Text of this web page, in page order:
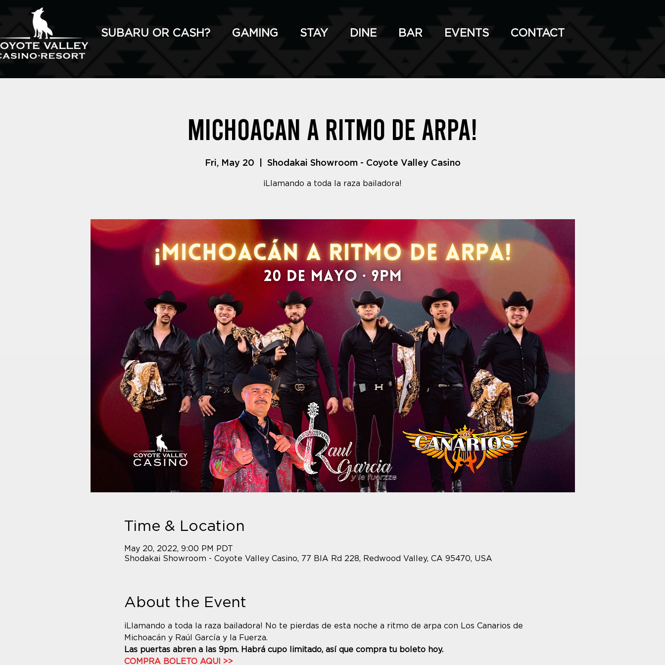
SUBARU OR CASH? GAMING STAY DINE BAR EVENTS CONTACT
Michoacan A Ritmo De Arpa!
Fri, May 20 Shodakai Showroom - Coyote Valley Casino
¡Llamando a toda la raza bailadora!
Time & Location
May 20, 2022, 9:00 PM PDT
Shodakai Showroom - Coyote Valley Casino, 77 BIA Rd 228, Redwood Valley, CA 95470, USA
About the Event
¡Llamando a toda la raza bailadora! No te pierdas de esta noche a ritmo de arpa con Los Canarios de
Michoacán y Raúl García y la Fuerza.
Las puertas abren a las 9pm. Habrá cupo limitado, así que compra tu boleto hoy.
COMPRA BOLETO AQUI >>